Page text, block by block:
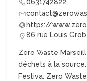
0631742822
https://
86 rue Louis
Zero Waste
déchets à la source.
Festival Zero